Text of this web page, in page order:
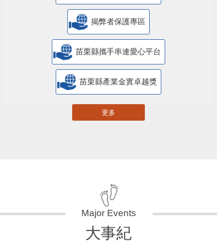
揭弊者保護專區
苗栗縣攜手串連愛心平台
苗栗縣產業金實卓越獎
更多
大事紀